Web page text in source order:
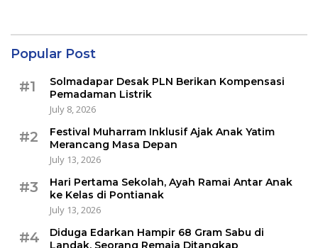
Popular Post
#1
Solmadapar Desak PLN Berikan Kompensasi
Pemadaman Listrik
July 8, 2026
#2
Festival Muharram Inklusif Ajak Anak Yatim
Merancang Masa Depan
July 13, 2026
#3
Hari Pertama Sekolah, Ayah Ramai Antar Anak
ke Kelas di Pontianak
July 13, 2026
#4
Diduga Edarkan Hampir 68 Gram Sabu di